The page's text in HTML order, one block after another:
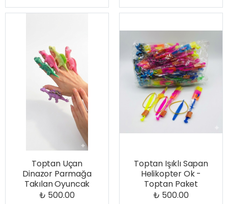
Toptan Uçan
Dinazor Parmağa
Takılan Oyuncak
₺ 500.00
Toptan Işıklı Sapan
Helikopter Ok -
Toptan Paket
₺ 500.00